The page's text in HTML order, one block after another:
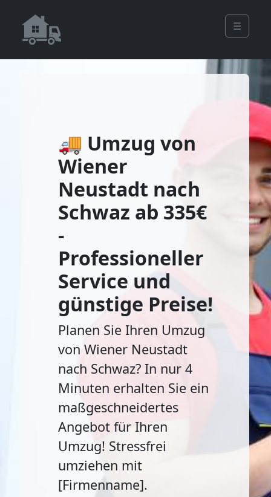
☰
🚚 Umzug von
Wiener
Neustadt nach
Schwaz ab 335€
-
Professioneller
Service und
günstige Preise!
Planen Sie Ihren Umzug
von Wiener Neustadt
nach Schwaz? In nur 4
Minuten erhalten Sie ein
maßgeschneidertes
Angebot für Ihren
Umzug! Stressfrei
umziehen mit
[Firmenname].